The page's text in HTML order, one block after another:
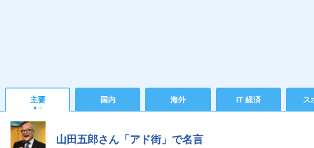
主要 国内 海外 IT 経済 ス
山田五郎さん「アド街」で名言